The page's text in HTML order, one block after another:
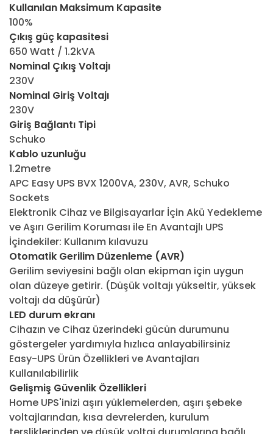
Kullanılan Maksimum Kapasite
100%
Çıkış güç kapasitesi
650 Watt / 1.2kVA
Nominal Çıkış Voltajı
230V
Nominal Giriş Voltajı
230V
Giriş Bağlantı Tipi
Schuko
Kablo uzunluğu
1.2metre
APC Easy UPS BVX 1200VA, 230V, AVR, Schuko
Sockets
Elektronik Cihaz ve Bilgisayarlar İçin Akü Yedekleme
ve Aşırı Gerilim Koruması ile En Avantajlı UPS
İçindekiler: Kullanım kılavuzu
Otomatik Gerilim Düzenleme (AVR)
Gerilim seviyesini bağlı olan ekipman için uygun
olan düzeye getirir. (Düşük voltajı yükseltir, yüksek
voltajı da düşürür)
LED durum ekranı
Cihazın ve Cihaz üzerindeki gücün durumunu
göstergeler yardımıyla hızlıca anlayabilirsiniz
Easy-UPS Ürün Özellikleri ve Avantajları
Kullanılabilirlik
Gelişmiş Güvenlik Özellikleri
Home UPS'inizi aşırı yüklemelerden, aşırı şebeke
voltajlarından, kısa devrelerden, kurulum